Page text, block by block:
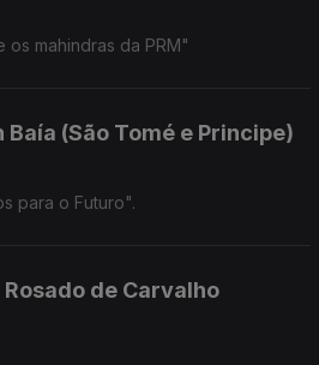
mahindras da PRM"
Baía (São Tomé e Principe)
para o Futuro".
de Carvalho